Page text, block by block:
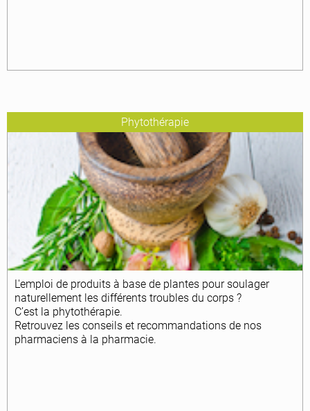
Phytothérapie
L'emploi de produits à base de plantes pour soulager
naturellement les différents troubles du corps ?
C’est la phytothérapie.
Retrouvez les conseils et recommandations de nos
pharmaciens à la pharmacie.